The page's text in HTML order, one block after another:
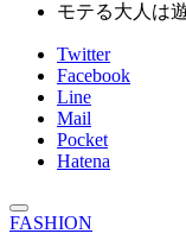
モテる大人は
Twitter
Facebook
Line
Mail
Pocket
Hatena
FASHION